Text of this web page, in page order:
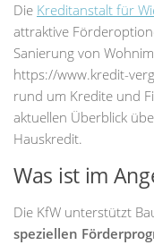
Die Kreditanstalt für
attraktive
Sanierung von
https://www.kredit-
rund um Kredite und
aktuellen Überblick
Hauskredit.
Was ist im
Die KfW unterstützt
speziellen